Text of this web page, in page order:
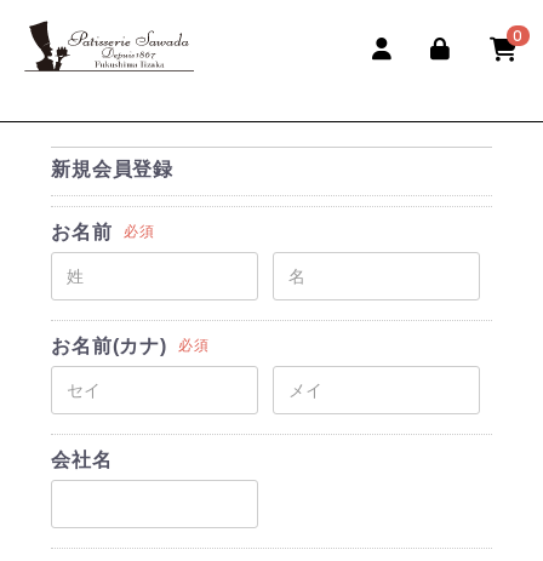
0
新規会員登録
お名前 必須
お名前(カナ) 必須
会社名